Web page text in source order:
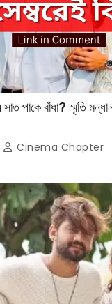
পাকে বাঁধা? স্মৃতি
Cinema Chapter